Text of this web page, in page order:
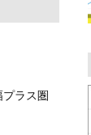
ラス圏